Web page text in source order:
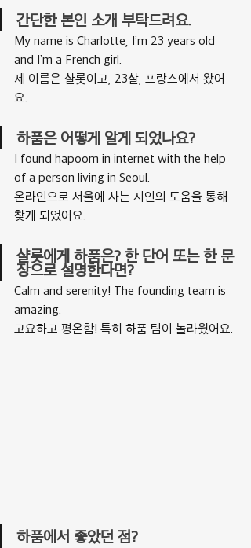
간단한 본인 소개 부탁드려요.
My name is Charlotte, I’m 23 years old
and I’m a French girl.
제 이름은 샬롯이고, 23살, 프랑스에서 왔어
요.
하품은 어떻게 알게 되었나요?
I found hapoom in internet with the help
of a person living in Seoul.
온라인으로 서울에 사는 지인의 도움을 통해
찾게 되었어요.
샬롯에게 하품은? 한 단어 또는 한 문
장으로 설명한다면?
Calm and serenity! The founding team is
amazing.
고요하고 평온함! 특히 하품 팀이 놀라웠어요.​
하품에서 좋았던 점?